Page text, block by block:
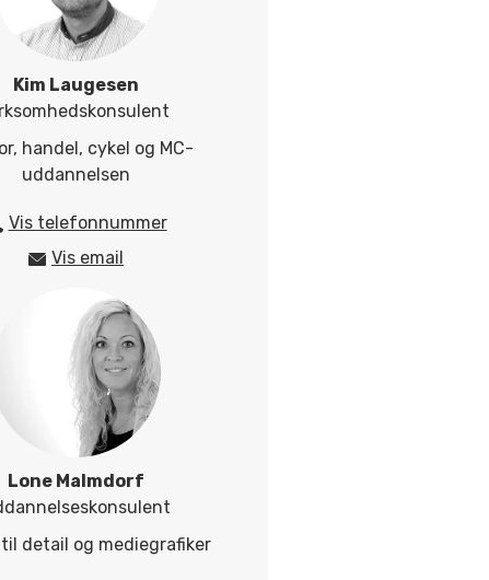
Kim Laugesen
handel, cykel og MC-
uddannelsen
Vis telefonnummer
25424981
Vis email
kjl@herningsholm.dk
Lone Malmdorf
detail og mediegrafiker